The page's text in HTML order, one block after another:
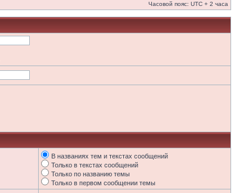
Часовой пояс: UTC + 2 часа
В названиях тем и текстах сообщений
Только в текстах сообщений
Только по названию темы
Только в первом сообщении темы